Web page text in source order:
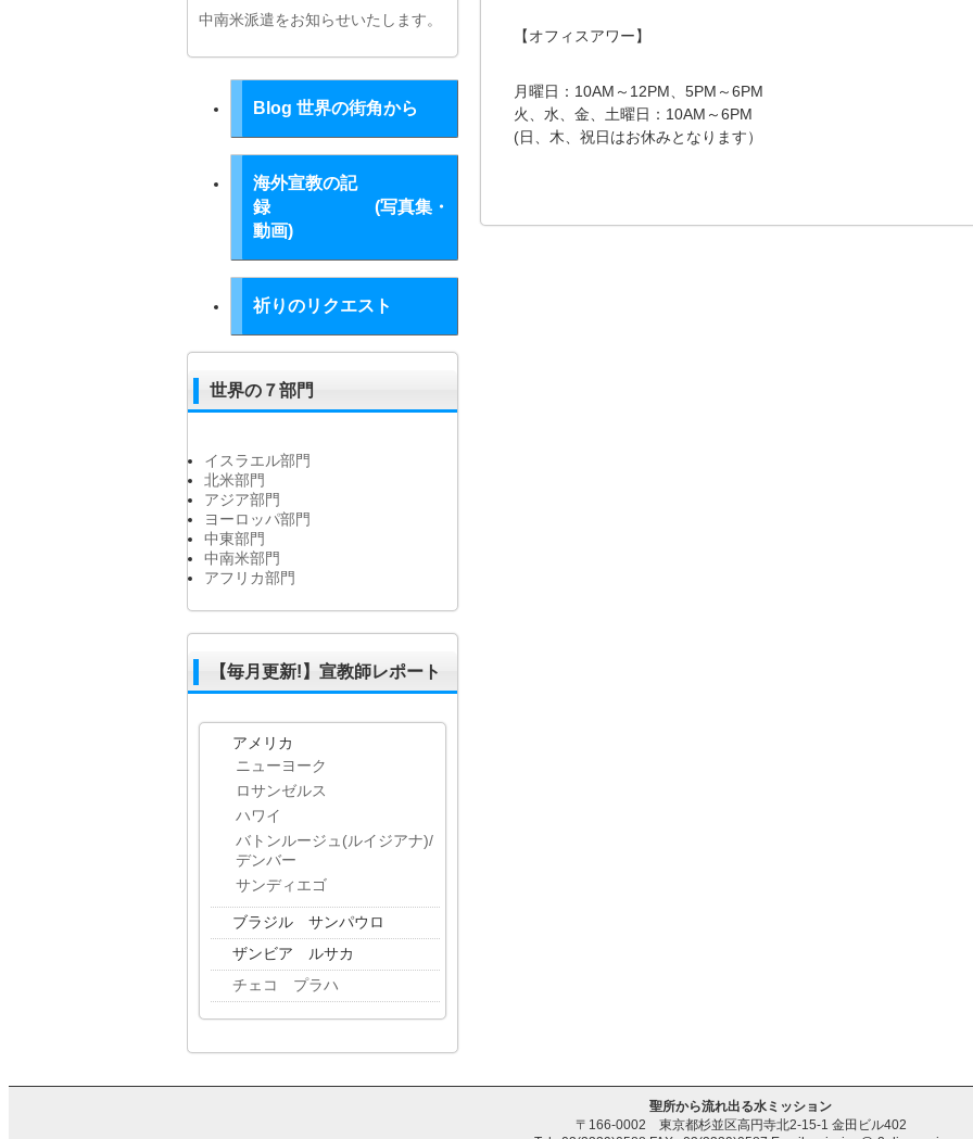
【オフィスアワー】
月曜日：10AM～12PM、5PM～6PM
火、水、金、土曜日：10AM～6PM
(日、木、祝日はお休みとなります）
中南米派遣をお知らせいたします。
Blog 世界の街角から
海外宣教の記
録 (写真集・
動画)
祈りのリクエスト
世界の７部門
イスラエル部門
北米部門
アジア部門
ヨーロッパ部門
中東部門
中南米部門
アフリカ部門
【毎月更新!】宣教師レポート
アメリカ
ニューヨーク
ロサンゼルス
ハワイ
バトンルージュ(ルイジアナ)/
デンバー
サンディエゴ
ブラジル サンパウロ
ザンビア ルサカ
チェコ プラハ
聖所から流れ出る水ミッション
〒166-0002 東京都杉並区高円寺北2-15-1 金田ビル402